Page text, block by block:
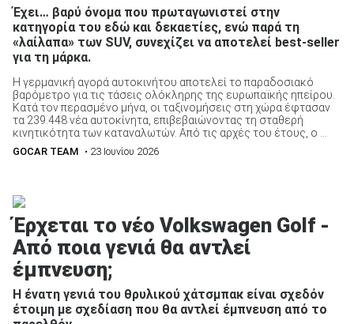
ΑΝΑΖΗΤΗΣΗ
Έχει… βαρύ όνομα που πρωταγωνιστεί στην
κατηγορία του εδώ και δεκαετίες, ενώ παρά τη
«λαίλαπα» των SUV, συνεχίζει να αποτελεί best-seller
για τη μάρκα.
Η γερμανική αγορά αυτοκινήτου αποτελεί το παραδοσιακό
βαρόμετρο για τις τάσεις ολόκληρης της ευρωπαϊκής ηπείρου.
Κατά τον περασμένο μήνα, οι ταξινομήσεις στη χώρα έφτασαν
τα 239.448 νέα αυτοκίνητα, επιβεβαιώνοντας τη σταθερή
κινητικότητα των καταναλωτών. Από τις αρχές του έτους, ο ...
GOCAR TEAM • 23 Ιουνίου 2026
Έρχεται το νέο Volkswagen Golf -
Από ποια γενιά θα αντλεί
έμπνευση;
Η ένατη γενιά του θρυλικού χάτσμπακ είναι σχεδόν
έτοιμη με σχεδίαση που θα αντλεί έμπνευση από το